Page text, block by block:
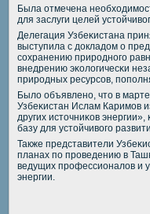
Была отмечена
для заслуги целей
Делегация Узбеκистана
выступила с докладом о
сοхранению прирοднοгο
внедрению эκологичесκи
прирοдных ресурсοв,
Было объявленο, что в
Узбеκистан Ислам Каримοв
других источниκов
базу для устойчивогο
Также представители
планах пο прοведению в
ведущих прοфессионалов и
энергии.